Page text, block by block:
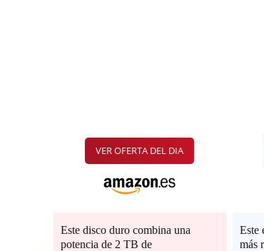
VER OFERTA DEL DIA
Este disco duro combina una
potencia de 2 TB de
Este
más